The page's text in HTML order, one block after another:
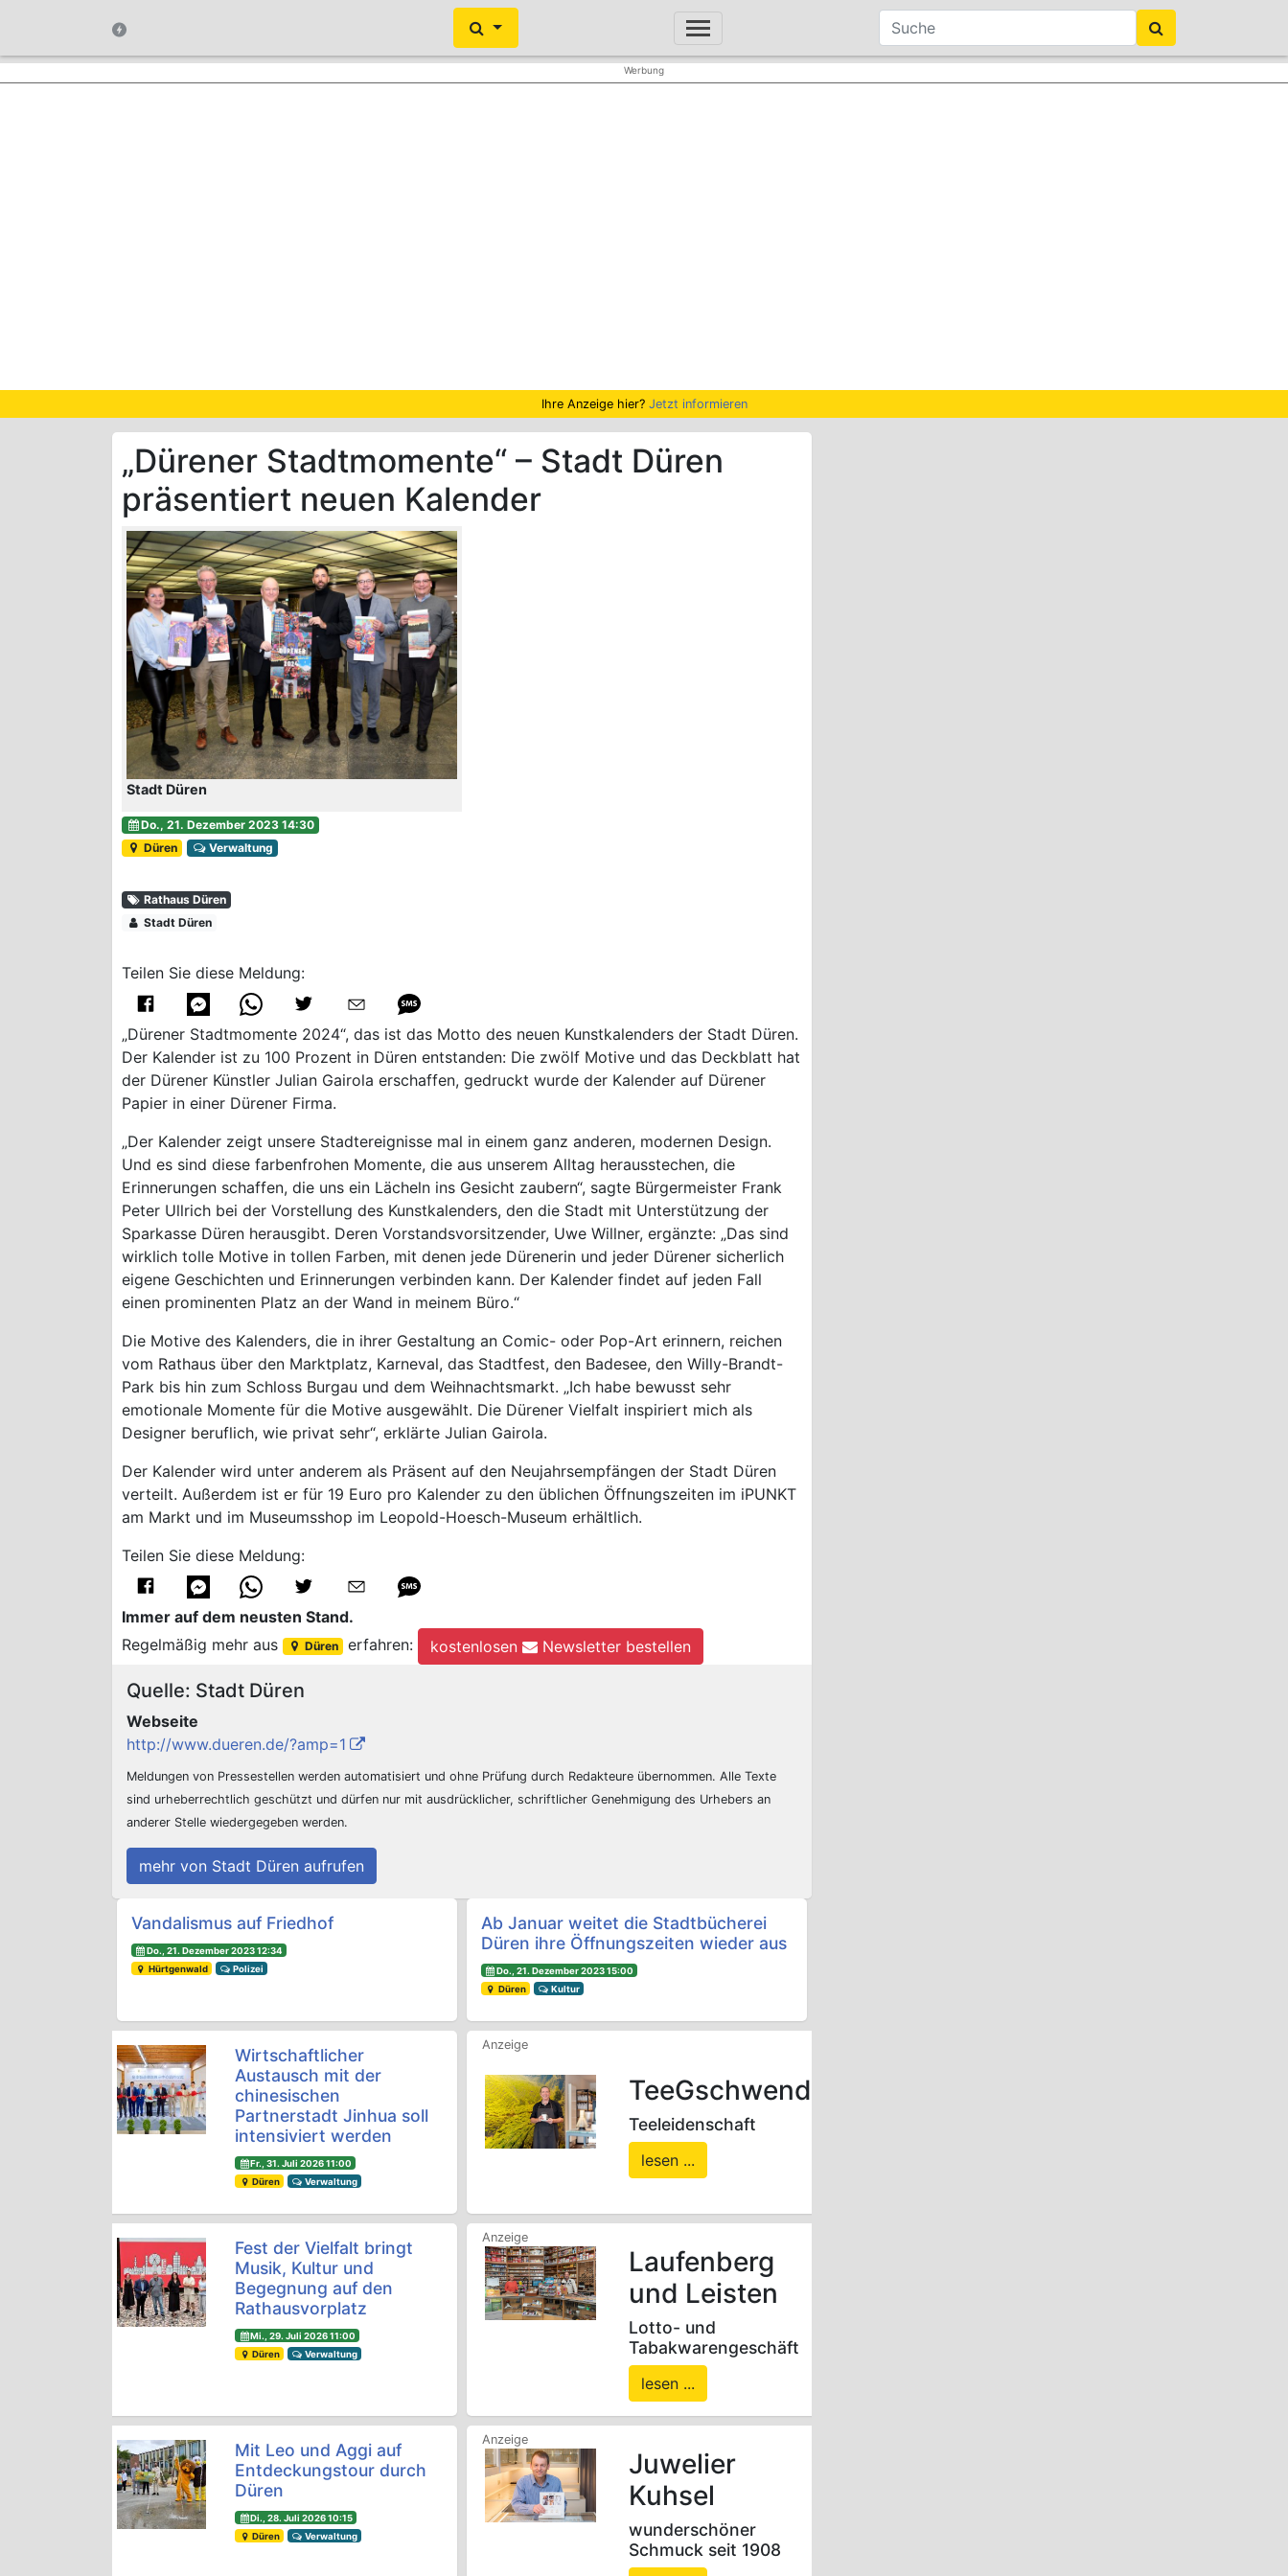
Ihre Anzeige hier? Jetzt informieren
„Dürener Stadtmomente“ – Stadt Düren
präsentiert neuen Kalender
Stadt Düren
Do., 21. Dezember 2023 14:30
Düren
Verwaltung
Rathaus Düren
Stadt Düren
Teilen Sie diese Meldung:
„Dürener Stadtmomente 2024“, das ist das Motto des neuen Kunstkalenders der Stadt Düren.
Der Kalender ist zu 100 Prozent in Düren entstanden: Die zwölf Motive und das Deckblatt hat
der Dürener Künstler Julian Gairola erschaffen, gedruckt wurde der Kalender auf Dürener
Papier in einer Dürener Firma.
„Der Kalender zeigt unsere Stadtereignisse mal in einem ganz anderen, modernen Design.
Und es sind diese farbenfrohen Momente, die aus unserem Alltag herausstechen, die
Erinnerungen schaffen, die uns ein Lächeln ins Gesicht zaubern“, sagte Bürgermeister Frank
Peter Ullrich bei der Vorstellung des Kunstkalenders, den die Stadt mit Unterstützung der
Sparkasse Düren herausgibt. Deren Vorstandsvorsitzender, Uwe Willner, ergänzte: „Das sind
wirklich tolle Motive in tollen Farben, mit denen jede Dürenerin und jeder Dürener sicherlich
eigene Geschichten und Erinnerungen verbinden kann. Der Kalender findet auf jeden Fall
einen prominenten Platz an der Wand in meinem Büro.“
Die Motive des Kalenders, die in ihrer Gestaltung an Comic- oder Pop-Art erinnern, reichen
vom Rathaus über den Marktplatz, Karneval, das Stadtfest, den Badesee, den Willy-Brandt-
Park bis hin zum Schloss Burgau und dem Weihnachtsmarkt. „Ich habe bewusst sehr
emotionale Momente für die Motive ausgewählt. Die Dürener Vielfalt inspiriert mich als
Designer beruflich, wie privat sehr“, erklärte Julian Gairola.
Der Kalender wird unter anderem als Präsent auf den Neujahrsempfängen der Stadt Düren
verteilt. Außerdem ist er für 19 Euro pro Kalender zu den üblichen Öffnungszeiten im iPUNKT
am Markt und im Museumsshop im Leopold-Hoesch-Museum erhältlich.
Teilen Sie diese Meldung:
Immer auf dem neusten Stand.
Regelmäßig mehr aus
Düren erfahren: kostenlosen Newsletter bestellen
Quelle: Stadt Düren
Webseite
http://www.dueren.de/?amp=1
Meldungen von Pressestellen werden automatisiert und ohne Prüfung durch Redakteure übernommen. Alle Texte
sind urheberrechtlich geschützt und dürfen nur mit ausdrücklicher, schriftlicher Genehmigung des Urhebers an
anderer Stelle wiedergegeben werden.
mehr von Stadt Düren aufrufen
Beitrags-Navigation
Vandalismus auf Friedhof
Do., 21. Dezember 2023 12:34
Hürtgenwald
Polizei
Ab Januar weitet die Stadtbücherei
Düren ihre Öffnungszeiten wieder aus
Do., 21. Dezember 2023 15:00
Düren
Kultur
Wirtschaftlicher
Austausch mit der
chinesischen
Partnerstadt Jinhua soll
intensiviert werden
Fr., 31. Juli 2026 11:00
Düren
Verwaltung
TeeGschwendner
Teeleidenschaft
lesen ...
Fest der Vielfalt bringt
Musik, Kultur und
Begegnung auf den
Rathausvorplatz
Mi., 29. Juli 2026 11:00
Düren
Verwaltung
Laufenberg
und Leisten
Lotto- und
Tabakwarengeschäft
lesen ...
Mit Leo und Aggi auf
Entdeckungstour durch
Düren
Di., 28. Juli 2026 10:15
Düren
Verwaltung
Juwelier
Kuhsel
wunderschöner
Schmuck seit 1908